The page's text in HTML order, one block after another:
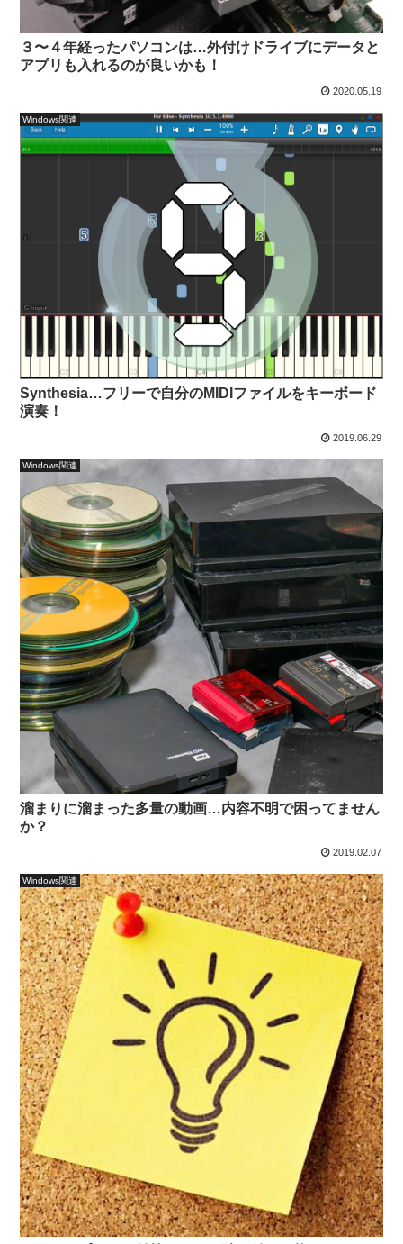
３〜４年経ったパソコンは…外付けドライブにデータと
アプリも入れるのが良いかも！
2020.05.19
Windows関連
Synthesia…フリーで自分のMIDIファイルをキーボード
演奏！
2019.06.29
Windows関連
溜まりに溜まった多量の動画…内容不明で困ってません
か？
2019.02.07
Windows関連